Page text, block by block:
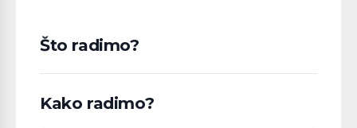
Što radimo?
Kako radimo?